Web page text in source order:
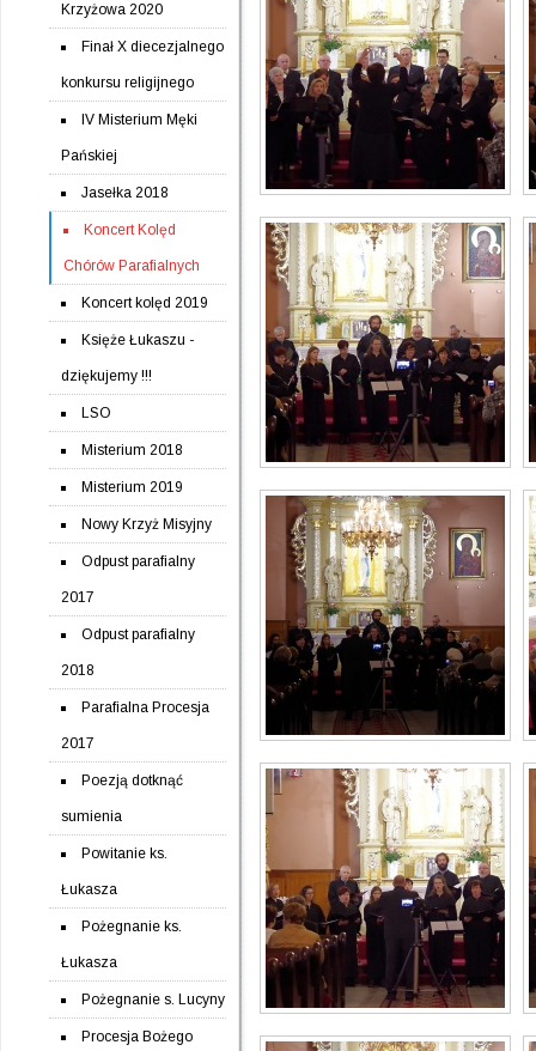
Krzyżowa 2020
Finał X diecezjalnego
konkursu religijnego
IV Misterium Męki
Pańskiej
Jasełka 2018
Koncert Kolęd
Chórów Parafialnych
Koncert kolęd 2019
Księże Łukaszu -
dziękujemy !!!
LSO
Misterium 2018
Misterium 2019
Nowy Krzyż Misyjny
Odpust parafialny
2017
Odpust parafialny
2018
Parafialna Procesja
2017
Poezją dotknąć
sumienia
Powitanie ks.
Łukasza
Pożegnanie ks.
Łukasza
Pożegnanie s. Lucyny
Procesja Bożego